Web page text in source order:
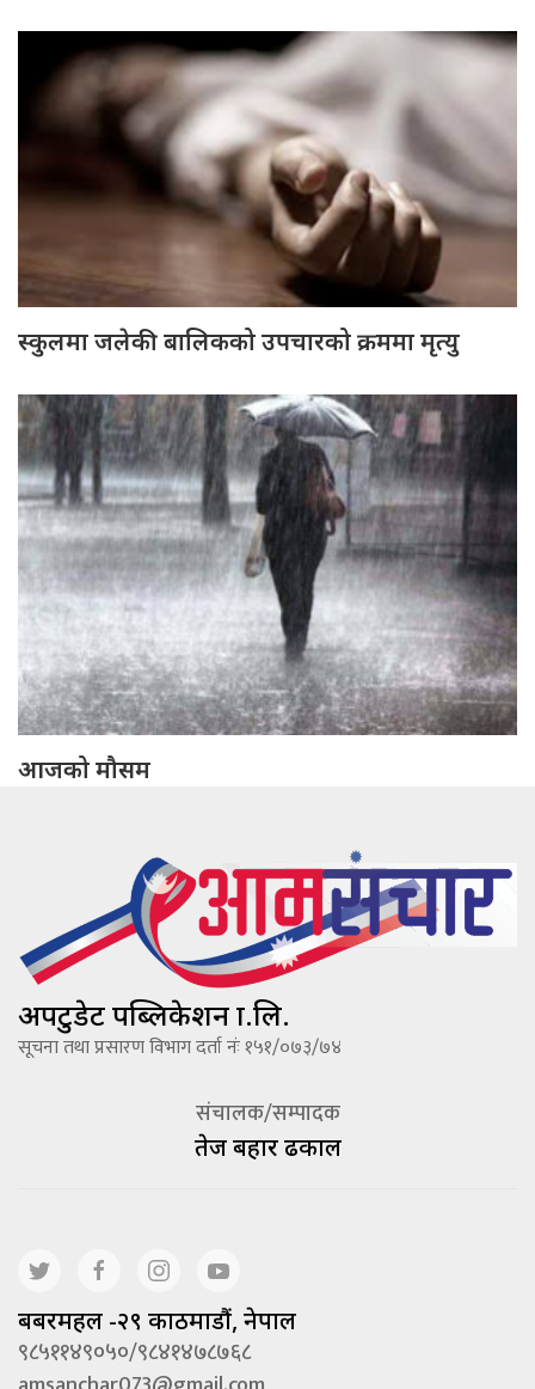
स्कुलमा जलेकी बालिकको उपचारको क्रममा मृत्यु
आजको मौसम
अपटुडेट पब्लिकेशन प्रा.लि.
सूचना तथा प्रसारण विभाग दर्ता नंः १५१/०७३/७४
संचालक/सम्पादक
तेज बहादूर ढकाल
बबरमहल -२९ काठमाडौं, नेपाल
९८५११४९०५०/९८४१४७८७६८